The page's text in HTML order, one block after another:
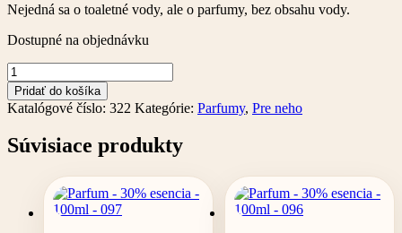
Nejedná sa o toaletné vody, ale o parfumy, bez obsahu vody.
Dostupné na objednávku
množstvo
Parfum
022
-
esencia
Pridať do košíka
Katalógové číslo: 322 Kategórie: Parfumy, Pre neho
Súvisiace produkty